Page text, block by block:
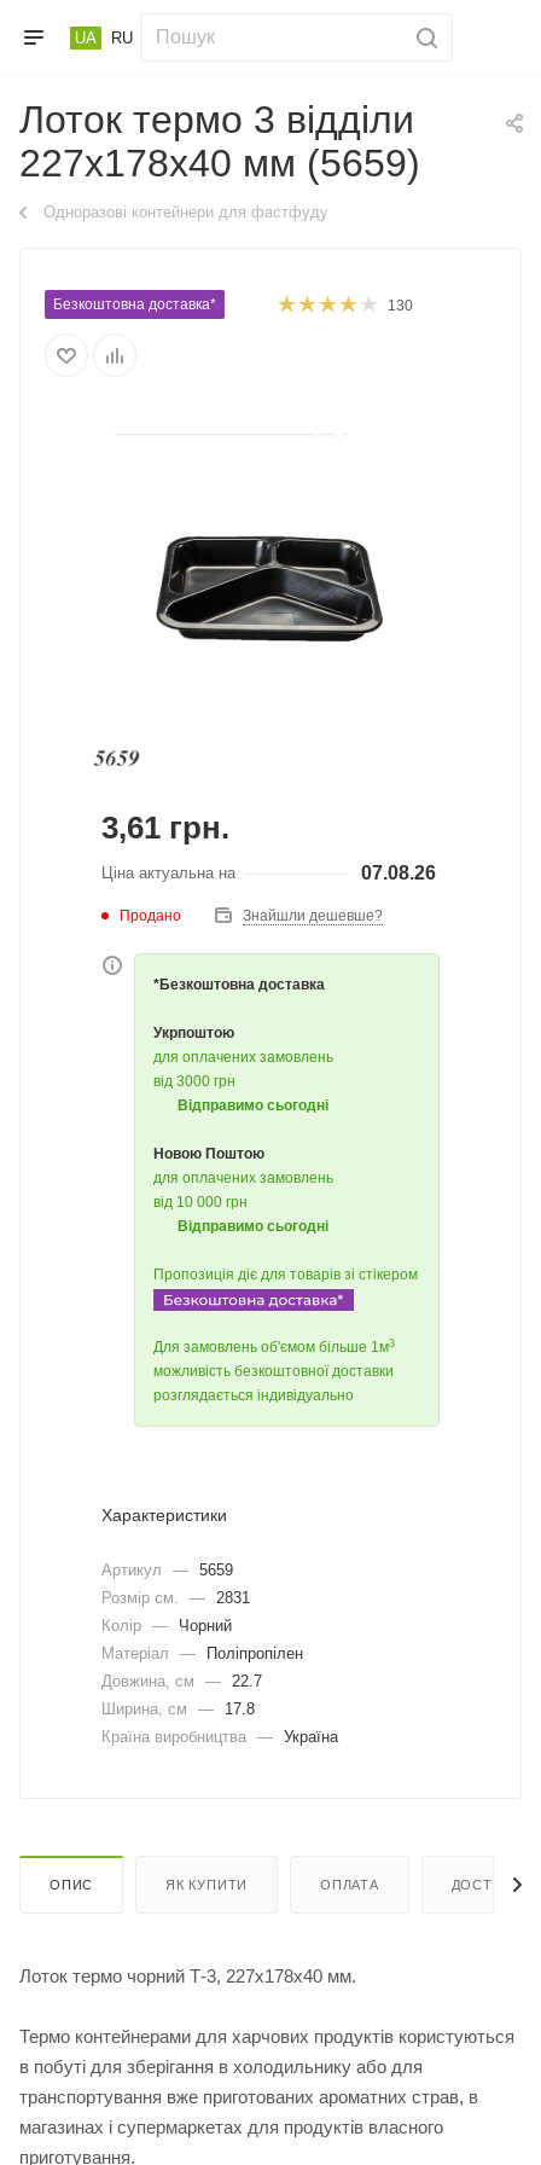
UA RU
Лоток термо 3 відділи
227х178х40 мм (5659)
Одноразові контейнери для фастфуду
Безкоштовна доставка* 130
3,61 грн.
Ціна актуальна на 07.08.26
Продано Знайшли дешевше?
*Безкоштовна доставка
Укрпоштою
для оплачених замовлень
від 3000 грн
Відправимо сьогодні
Новою Поштою
для оплачених замовлень
від 10 000 грн
Відправимо сьогодні
Пропозиція діє для товарів зі стікером
Для замовлень об'ємом більше 1м3
можливість безкоштовної доставки
розглядається індивідуально
Характеристики
Артикул — 5659
Розмір см.
—
2831
Колір —
Чорний
Матеріал
—
Поліпропілен
Довжина, cм
—
22.7
Ширина, cм
—
17.8
Країна виробництва — Україна
ОПИС ЯК КУПИТИ ОПЛАТА ДОСТАВКА
Лоток термо чорний Т-3, 227х178х40 мм.
Термо контейнерами для харчових продуктів користуються
в побуті для зберігання в холодильнику або для
транспортування вже приготованих ароматних страв, в
магазинах і супермаркетах для продуктів власного
приготування.